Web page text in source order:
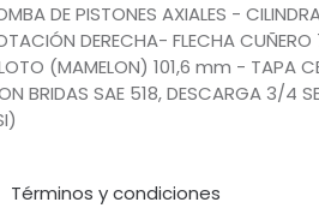
DE PISTONES AXIALES -
DERECHA- FLECHA
(MAMELON) 101,6 mm - TAPA
BRIDAS SAE 518, DESCARGA 3/4
Términos y condiciones